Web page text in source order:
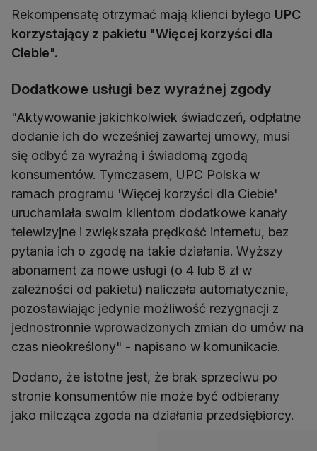
Rekompensatę otrzymać mają klienci byłego UPC
korzystający z pakietu "Więcej korzyści dla
Ciebie".
Dodatkowe usługi bez wyraźnej zgody
"Aktywowanie jakichkolwiek świadczeń, odpłatne
dodanie ich do wcześniej zawartej umowy, musi
się odbyć za wyraźną i świadomą zgodą
konsumentów. Tymczasem, UPC Polska w
ramach programu 'Więcej korzyści dla Ciebie'
uruchamiała swoim klientom dodatkowe kanały
telewizyjne i zwiększała prędkość internetu, bez
pytania ich o zgodę na takie działania. Wyższy
abonament za nowe usługi (o 4 lub 8 zł w
zależności od pakietu) naliczała automatycznie,
pozostawiając jedynie możliwość rezygnacji z
jednostronnie wprowadzonych zmian do umów na
czas nieokreślony" - napisano w komunikacie.
Dodano, że istotne jest, że brak sprzeciwu po
stronie konsumentów nie może być odbierany
jako milcząca zgoda na działania przedsiębiorcy.